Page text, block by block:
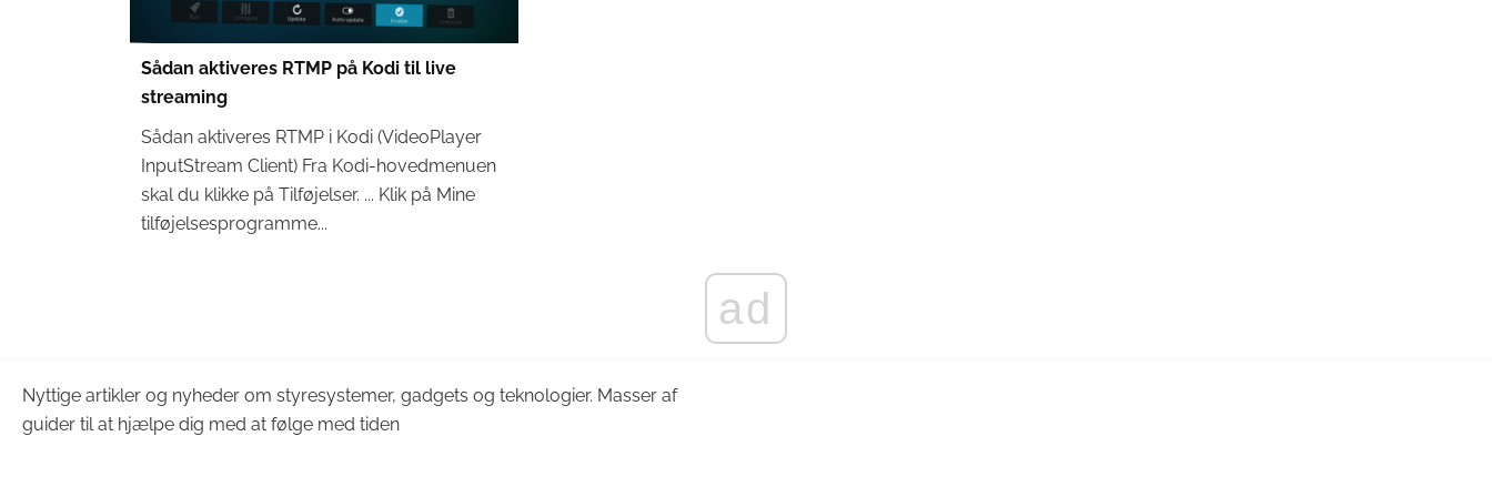
Sådan aktiveres RTMP på Kodi til live
streaming
Sådan aktiveres RTMP i Kodi (VideoPlayer
InputStream Client) Fra Kodi-hovedmenuen
skal du klikke på Tilføjelser. ... Klik på Mine
tilføjelsesprogramme...
ad
Nyttige artikler og nyheder om styresystemer, gadgets og teknologier. Masser af
guider til at hjælpe dig med at følge med tiden